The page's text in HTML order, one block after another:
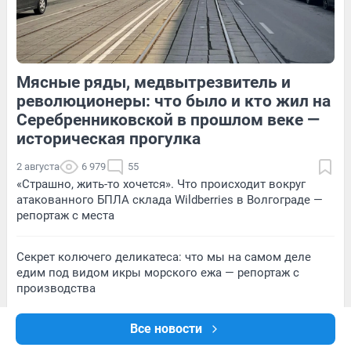
Все новости
139
Мясные ряды, медвытрезвитель и
революционеры: что было и кто жил на
Серебренниковской в прошлом веке —
историческая прогулка
2 августа 6 979 55
«Страшно, жить-то хочется». Что происходит вокруг
атакованного БПЛА склада Wildberries в Волгограде —
репортаж с места
Секрет колючего деликатеса: что мы на самом деле
едим под видом икры морского ежа — репортаж с
производства
«Есть ли на свете матери, которые пережили всё это?»:
репортаж из затопленного села, где стихия убила